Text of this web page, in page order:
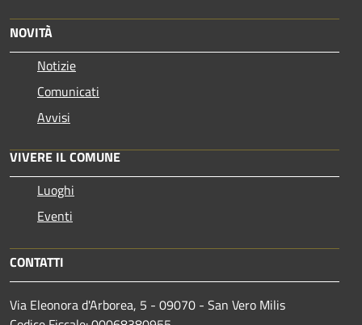
NOVITÀ
Notizie
Comunicati
Avvisi
VIVERE IL COMUNE
Luoghi
Eventi
CONTATTI
Via Eleonora d'Arborea, 5 - 09070 - San Vero Milis